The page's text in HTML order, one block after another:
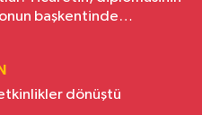
başkentinde
dönüştü